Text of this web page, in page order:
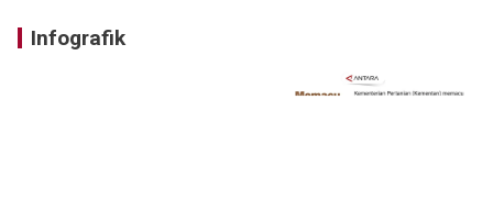
Infografik